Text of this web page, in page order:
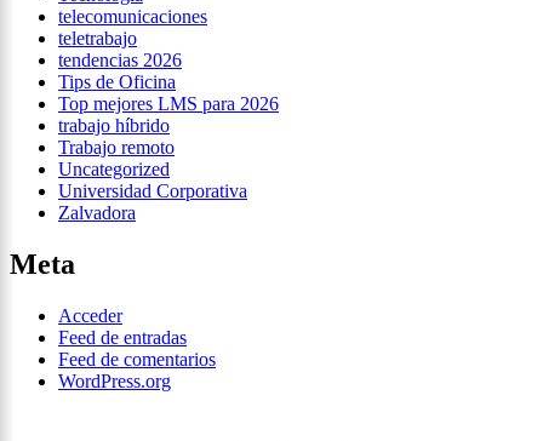
telecomunicaciones
teletrabajo
tendencias 2026
Tips de Oficina
Top mejores LMS para 2026
trabajo híbrido
Trabajo remoto
Uncategorized
Universidad Corporativa
Zalvadora
Meta
Acceder
Feed de entradas
Feed de comentarios
WordPress.org